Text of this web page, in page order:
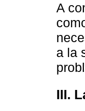
A
a la
III.